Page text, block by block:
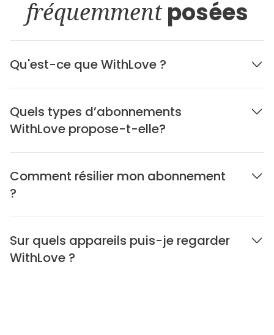
fréquemmentposées
Qu'est-ce que WithLove ?
Quels types d’abonnements
WithLove propose-t-elle?
Comment résilier mon abonnement
?
Sur quels appareils puis-je regarder
WithLove ?